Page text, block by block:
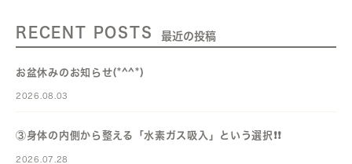
RECENT POSTS 最近の投稿
お盆休みのお知らせ(*^^*)
2026.08.03
③身体の内側から整える「水素ガス吸入」という選択❗️❗️
2026.07.28